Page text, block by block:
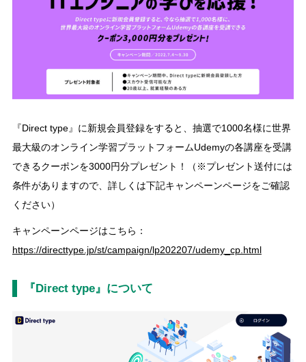
『Direct type』に新規会員登録をすると、抽選で1000名様に世界
最大級のオンライン学習プラットフォームUdemyの各講座を受講
できるクーポンを3000円分プレゼント！（※プレゼント送付には
条件がありますので、詳しくは下記キャンペーンページをご確認
ください）
キャンペーンページはこちら：
https://directtype.jp/st/campaign/lp202207/udemy_cp.html
『Direct type』について